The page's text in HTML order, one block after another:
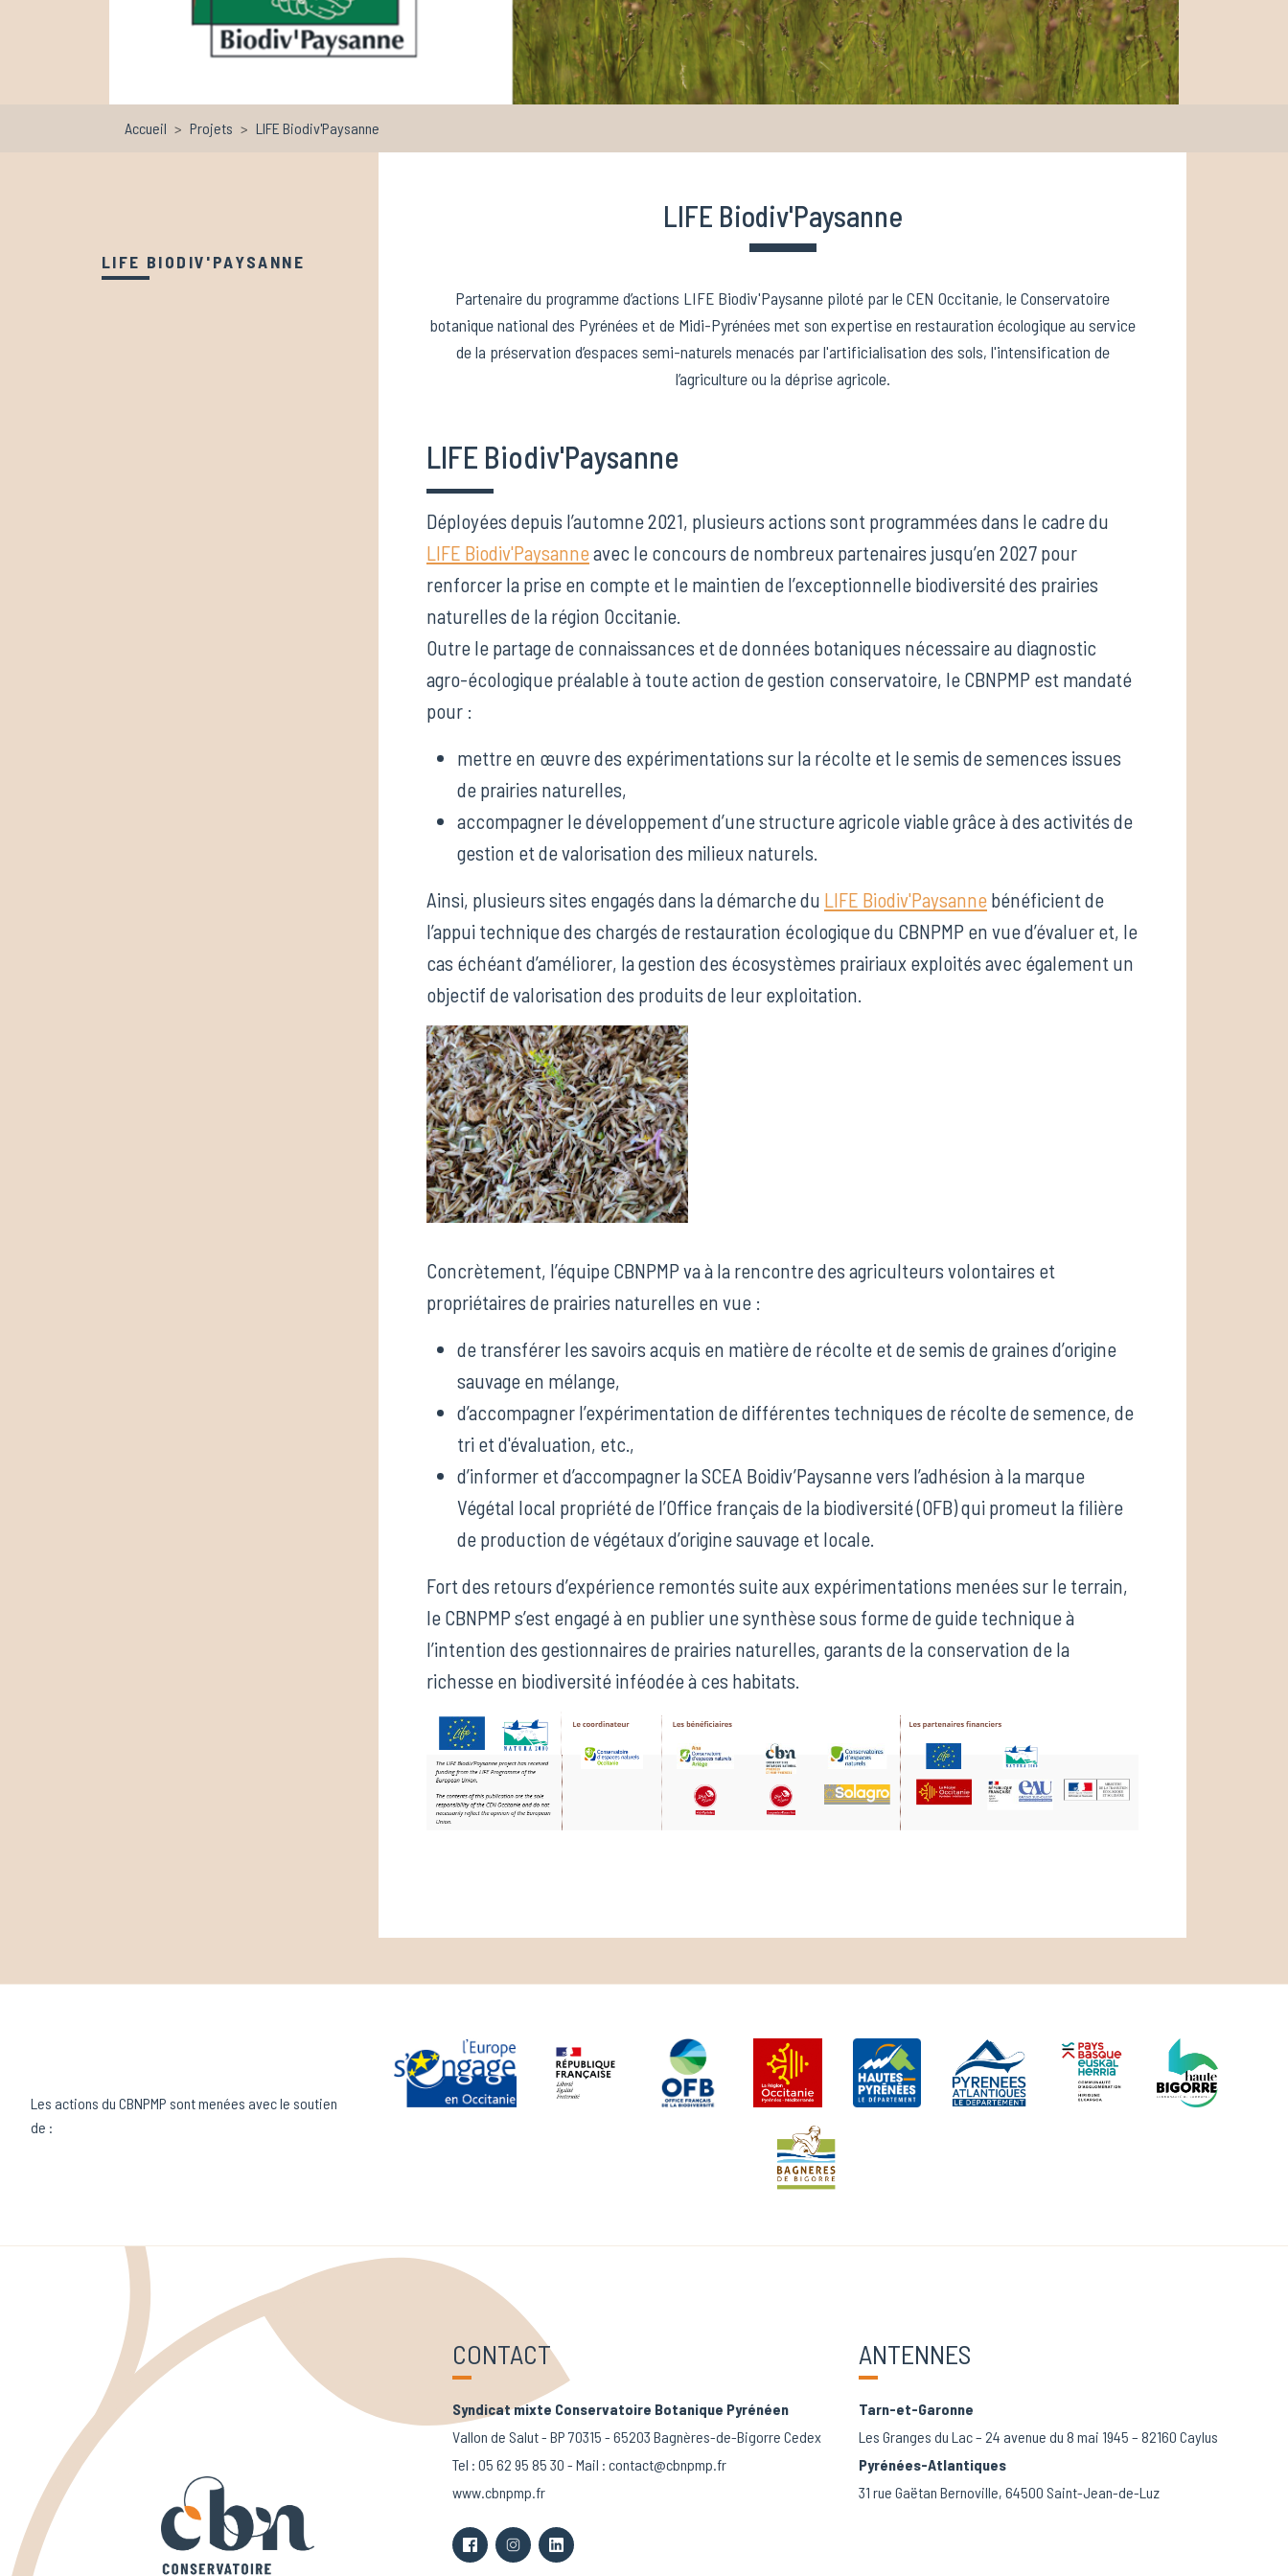
Accueil Projets LIFE Biodiv'Paysanne
LIFE BIODIV'PAYSANNE
LIFE Biodiv'Paysanne
Partenaire du programme d’actions LIFE Biodiv'Paysanne piloté par le CEN Occitanie, le Conservatoire
botanique national des Pyrénées et de Midi-Pyrénées met son expertise en restauration écologique au service
de la préservation d’espaces semi-naturels menacés par l'artificialisation des sols, l'intensification de
l’agriculture ou la déprise agricole.
LIFE Biodiv'Paysanne
Déployées depuis l’automne 2021, plusieurs actions sont programmées dans le cadre du
LIFE Biodiv'Paysanneavec le concours de nombreux partenaires jusqu’en 2027 pour
renforcer la prise en compte et le maintien de l’exceptionnelle biodiversité des prairies
naturelles de la région Occitanie.
Outre le partage de connaissances et de données botaniques nécessaire au diagnostic
agro-écologique préalable à toute action de gestion conservatoire, le CBNPMP est mandaté
pour :
mettre en œuvre des expérimentations sur la récolte et le semis de semences issues
de prairies naturelles,
accompagner le développement d’une structure agricole viable grâce à des activités de
gestion et de valorisation des milieux naturels.
Ainsi, plusieurs sites engagés dans la démarche du LIFE Biodiv'Paysanne bénéficient de
l’appui technique des chargés de restauration écologique du CBNPMP en vue d’évaluer et, le
cas échéant d’améliorer, la gestion des écosystèmes prairiaux exploités avec également un
objectif de valorisation des produits de leur exploitation.
Image
Concrètement, l’équipe CBNPMP va à la rencontre des agriculteurs volontaires et
propriétaires de prairies naturelles en vue :
de transférer les savoirs acquis en matière de récolte et de semis de graines d’origine
sauvage en mélange,
d’accompagner l’expérimentation de différentes techniques de récolte de semence, de
tri et d'évaluation, etc.,
d’informer et d’accompagner la SCEA Boidiv’Paysanne vers l’adhésion à la marque
Végétal local propriété de l’Office français de la biodiversité (OFB) qui promeut la filière
de production de végétaux d’origine sauvage et locale.
Fort des retours d’expérience remontés suite aux expérimentations menées sur le terrain,
le CBNPMP s’est engagé à en publier une synthèse sous forme de guide technique à
l’intention des gestionnaires de prairies naturelles, garants de la conservation de la
richesse en biodiversité inféodée à ces habitats.
Image
Les actions du CBNPMP sont menées avec le soutien
de :
CONTACT
Syndicat mixte Conservatoire Botanique Pyrénéen
Vallon de Salut - BP 70315 - 65203 Bagnères-de-Bigorre Cedex
Tel : 05 62 95 85 30 - Mail : contact@cbnpmp.fr
www.cbnpmp.fr
ANTENNES
Tarn-et-Garonne
Les Granges du Lac – 24 avenue du 8 mai 1945 – 82160 Caylus
Pyrénées-Atlantiques
31 rue Gaëtan Bernoville, 64500 Saint-Jean-de-Luz